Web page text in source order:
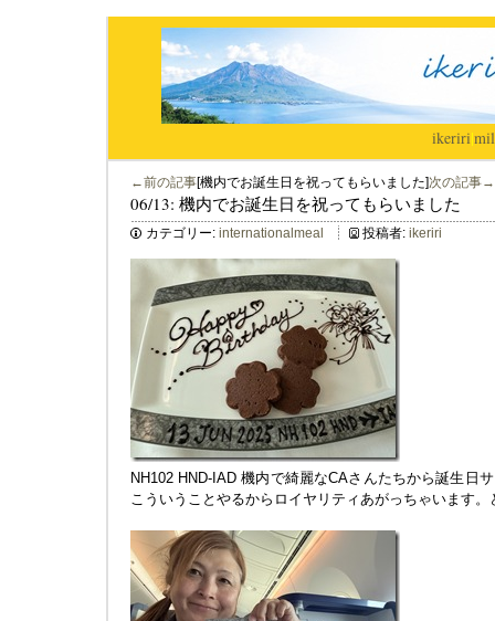
ikeriri|
←前の記事[機内でお誕生日を祝ってもらいました]次の記事→
06/13: 機内でお誕生日を祝ってもらいました
カテゴリー: internationalmeal 投稿者: ikeriri
NH102 HND-IAD 機内で綺麗なCAさんたちから誕生日
こういうことやるからロイヤリティあがっちゃいます